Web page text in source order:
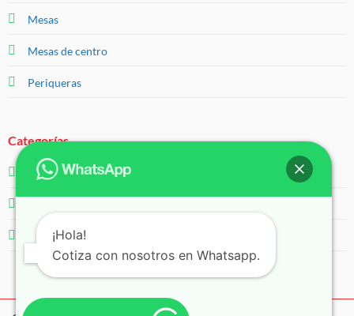
Mesas
Mesas de centro
Periqueras
Categorías
Salas
¡Hola!
Cotiza con nosotros en Whatsapp.